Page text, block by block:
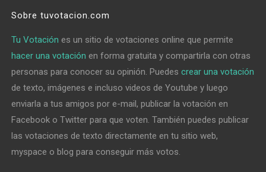
Sobre tuvotacion.com
Tu Votación es un sitio de votaciones online que permite
hacer una votación en forma gratuita y compartirla con otras
personas para conocer su opinión. Puedescrear una votación
de texto, imágenes e incluso videos de Youtube y luego
enviarla a tus amigos por e-mail, publicar la votación en
Facebook o Twitter para que voten. También puedes publicar
las votaciones de texto directamente en tu sitio web,
myspace o blog para conseguir más votos.